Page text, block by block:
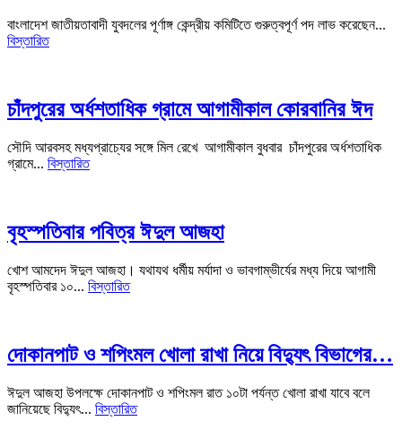
বাংলাদেশ জাতীয়তাবাদী যুবদলের পূর্ণাঙ্গ কেন্দ্রীয় কমিটিতে গুরুত্বপূর্ণ পদ লাভ করেছেন...
বিস্তারিত
চাঁদপুরের অর্ধশতাধিক গ্রামে আগামীকাল কোরবানির ঈদ
সৌদি আরবসহ মধ্যপ্রাচ্যের সঙ্গে মিল রেখে আগামীকাল বুধবার চাঁদপুরের অর্ধশতাধিক
গ্রামে... বিস্তারিত
বৃহস্পতিবার পবিত্র ঈদুল আজহা
খোশ আমদেদ ঈদুল আজহা। যথাযথ ধর্মীয় মর্যাদা ও ভাবগাম্ভীর্যের মধ্য দিয়ে আগামী
বৃহস্পতিবার ১০... বিস্তারিত
দোকানপাট ও শপিংমল খোলা রাখা নিয়ে বিদ্যুৎ বিভাগের…
ঈদুল আজহা উপলক্ষে দোকানপাট ও শপিংমল রাত ১০টা পর্যন্ত খোলা রাখা যাবে বলে
জানিয়েছে বিদ্যুৎ... বিস্তারিত